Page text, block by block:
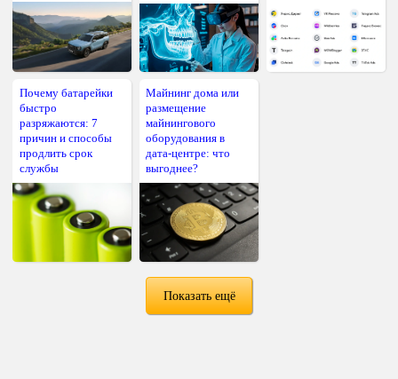
Почему батарейки
быстро
разряжаются: 7
причин и способы
продлить срок
службы
Майнинг дома или
размещение
майнингового
оборудования в
дата-центре: что
выгоднее?
Показать ещё